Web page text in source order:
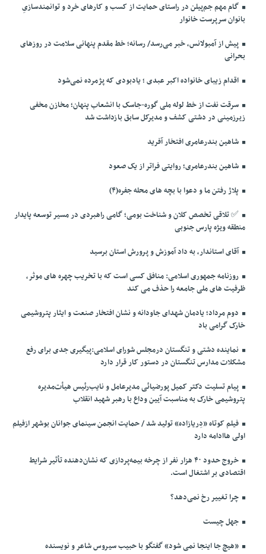
گام مهم جم‌پیلن در راستای حمایت از کسب و کارهای خرد و توانمندسازیِ
بانوان سرپرست خانوار
پیش از آمبولانس، خبر می‌رسد/ رسانه؛ خط مقدم پنهانی سلامت در روزهای
بحرانی
اقدام زیبای خانواده اکبر عبدی ؛ یادبودی که پژمرده نمی‌شود
سرقت نفت از خط لوله ملی گوره-جاسک با انشعاب پنهان؛ مخازن مخفی
زیرزمینی در دشتی کشف و مدیرکل سابق بازداشت شد
شاهین بندرعامری افتخار آفرید
شاهین بندرعامری؛ روایتی فراتر از یک صعود
پلاژ رفتن ما و دعوا با بچه های محله جفره(۴)
✅️ تلاقی تخصص کلان و شناخت بومی؛ گامی راهبردی در مسیر توسعه پایدار
منطقه ویژه پارس جنوبی
آقای استاندار، به داد آموزش و پرورش استان برسید
روزنامه جمهوری اسلامی: منافق کسی است که با تخریب چهره های موثر،
ظرفیت های ملی جامعه را حذف می کند
دوم مرداد؛ یادمان شهدای جاودانه و نشان افتخار صنعت و ایثار پتروشیمی
خارک گرامی باد
نماینده دشتی و تنگستان درمجلس شورای اسلامی:پیگیری جدی برای رفع
مشکلات مدارس تنگستان در دستور کار قرار دارد
پیام تسلیت دکتر کمیل پورضیائی مدیرعامل و نایب‌رئیس هیأت‌مدیره
پتروشیمی خارک به مناسبت آیین وداع با رهبر شهید انقلاب
فیلم کوتاه «دِریازاده» تولید شد / حمایت انجمن سینمای جوانان بوشهر ازفیلم
اولی هاادامه دارد
خروج حدود ۴۰ هزار نفر از چرخه بیمه‌پردازی که نشان‌دهنده تأثیر شرایط
اقتصادی بر اشتغال است.
چرا تغییر رخ نمی‌دهد؟
جهل چیست
«هیچ جا اینجا نمی شود» گفتگو با حبیب سیروس شاعر و نویسنده